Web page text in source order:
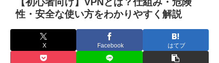
性・安全な使い方をわかりやすく解説
X Facebook はてブ